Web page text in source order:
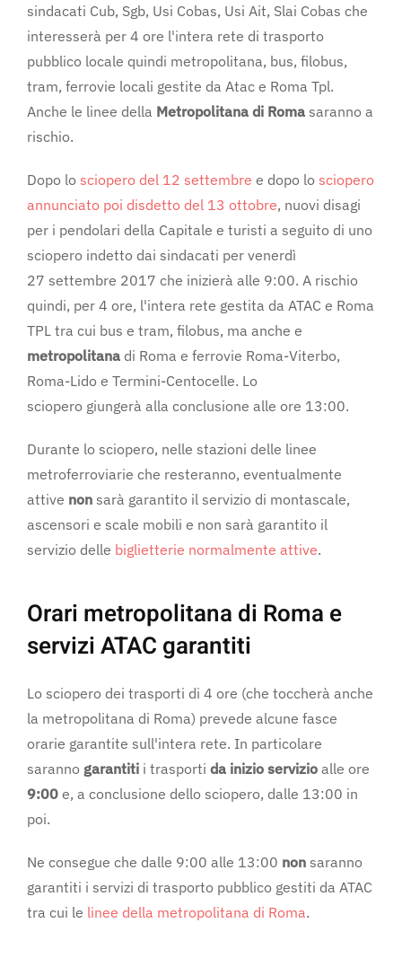
sindacati Cub, Sgb, Usi Cobas, Usi Ait, Slai Cobas che
interesserà per 4 ore l'intera rete di trasporto
pubblico locale quindi metropolitana, bus, filobus,
tram, ferrovie locali gestite da Atac e Roma Tpl.
Anche le linee della Metropolitana di Roma saranno a
rischio.
Dopo lo sciopero del 12 settembre e dopo lo sciopero
annunciato poi disdetto del 13 ottobre, nuovi disagi
per i pendolari della Capitale e turisti a seguito di uno
sciopero indetto dai sindacati per venerdì
27 settembre 2017 che inizierà alle 9:00. A rischio
quindi, per 4 ore, l'intera rete gestita da ATAC e Roma
TPL tra cui bus e tram, filobus, ma anche e
metropolitana di Roma e ferrovie Roma-Viterbo,
Roma-Lido e Termini-Centocelle. Lo
sciopero giungerà alla conclusione alle ore 13:00.
Durante lo sciopero, nelle stazioni delle linee
metroferroviarie che resteranno, eventualmente
attive non sarà garantito il servizio di montascale,
ascensori e scale mobili e non sarà garantito il
servizio delle biglietterie normalmente attive.
Orari metropolitana di Roma e
servizi ATAC garantiti
Lo sciopero dei trasporti di 4 ore (che toccherà anche
la metropolitana di Roma) prevede alcune fasce
orarie garantite sull'intera rete. In particolare
saranno garantiti i trasporti da inizio servizio alle ore
9:00 e, a conclusione dello sciopero, dalle 13:00 in
poi.
Ne consegue che dalle 9:00 alle 13:00 non saranno
garantiti i servizi di trasporto pubblico gestiti da ATAC
tra cui le linee della metropolitana di Roma.